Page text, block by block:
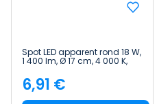
Spot LED apparent rond 18 W,
1 400 lm, Ø 17 cm, 4 000 K,
SECOM
Price
6,91 €